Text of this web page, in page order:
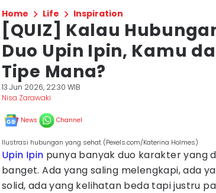
Home Life Inspiration
[QUIZ] Kalau
Duo Upin Ipin, Kamu
Tipe Mana?
13 Jun 2026, 22:30 WIB
Nisa Zarawaki
News Channel
Ilustrasi hubungan yang sehat (Pexels.com/Katerina Holmes)
Upin Ipin punya banyak duo karakter yang
banget. Ada yang saling melengkapi, ada
solid, ada yang kelihatan beda tapi justru